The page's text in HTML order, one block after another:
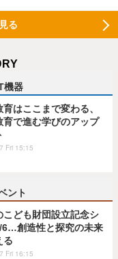
る
機器
育はここまで変わる、
育で進む学びのアップ
Fri 15:15
ント
こども財団設立記念シ
6…創造性と探究の未来
る
Fri 16:15